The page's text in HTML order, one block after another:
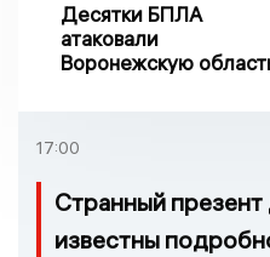
Десятки БПЛА
атаковали
Воронежскую
17:00
Странный презент
известны